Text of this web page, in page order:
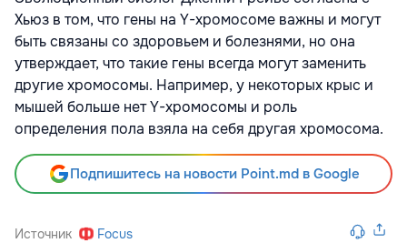
Хьюз в том, что гены на Y-хромосоме важны и могут
быть связаны со здоровьем и болезнями, но она
утверждает, что такие гены всегда могут заменить
другие хромосомы. Например, у некоторых крыс и
мышей больше нет Y-хромосомы и роль
определения пола взяла на себя другая хромосома.
Подпишитесь на новости Point.md в Google
Источник Focus